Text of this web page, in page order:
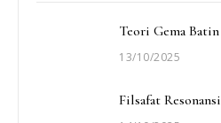
Teori Gema Batin
13/10/2025
Filsafat Resonansi